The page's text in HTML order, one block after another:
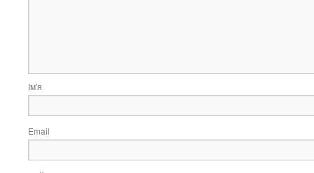
Ім'я
Email